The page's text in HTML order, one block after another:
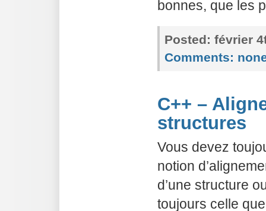
bonnes, que les
Posted: février
Comments:
C++ –
structures
Vous devez
notion
d’une structure
toujours celle